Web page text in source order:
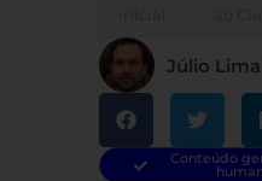
Júlio
Conteúdo